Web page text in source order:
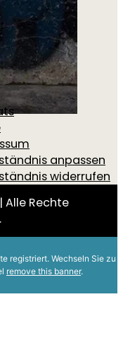
anpassen
widerrufen
Alle Rechte
registriert. Wechseln Sie zu
remove this banner.